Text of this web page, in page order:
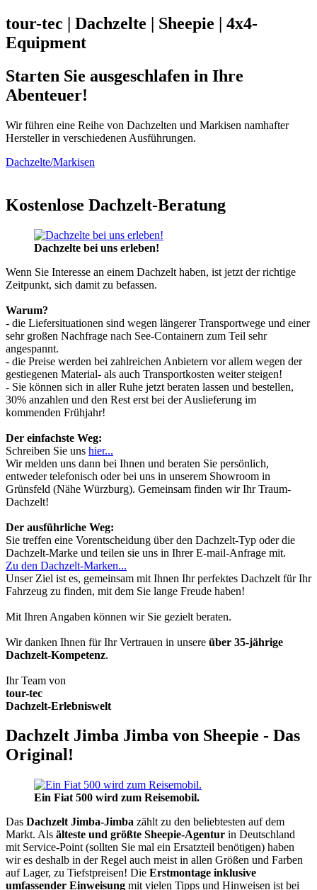
tour-tec | Dachzelte | Sheepie | 4x4-
Equipment
Starten Sie ausgeschlafen in Ihre
Abenteuer!
Wir führen eine Reihe von Dachzelten und Markisen namhafter
Hersteller in verschiedenen Ausführungen.
Dachzelte/Markisen
Kostenlose Dachzelt-Beratung
Dachzelte bei uns erleben!
Wenn Sie Interesse an einem Dachzelt haben, ist jetzt der richtige
Zeitpunkt, sich damit zu befassen.
Warum?
- die Liefersituationen sind wegen längerer Transportwege und einer
sehr großen Nachfrage nach See-Containern zum Teil sehr
angespannt.
- die Preise werden bei zahlreichen Anbietern vor allem wegen der
gestiegenen Material- als auch Transportkosten weiter steigen!
- Sie können sich in aller Ruhe jetzt beraten lassen und bestellen,
30% anzahlen und den Rest erst bei der Auslieferung im
kommenden Frühjahr!
Der einfachste Weg:
Schreiben Sie uns hier...
Wir melden uns dann bei Ihnen und beraten Sie persönlich,
entweder telefonisch oder bei uns in unserem Showroom in
Grünsfeld (Nähe Würzburg). Gemeinsam finden wir Ihr Traum-
Dachzelt!
Der ausführliche Weg:
Sie treffen eine Vorentscheidung über den Dachzelt-Typ oder die
Dachzelt-Marke und teilen sie uns in Ihrer E-mail-Anfrage mit.
Zu den Dachzelt-Marken...
Unser Ziel ist es, gemeinsam mit Ihnen Ihr perfektes Dachzelt für Ihr
Fahrzeug zu finden, mit dem Sie lange Freude haben!
Mit Ihren Angaben können wir Sie gezielt beraten.
Wir danken Ihnen für Ihr Vertrauen in unsere über 35-jährige
Dachzelt-Kompetenz.
Ihr Team von
tour-tec
Dachzelt-Erlebniswelt
Dachzelt Jimba Jimba von Sheepie - Das
Original!
Ein Fiat 500 wird zum Reisemobil.
Das Dachzelt Jimba-Jimba zählt zu den beliebtesten auf dem
Markt. Als älteste und größte Sheepie-Agentur in Deutschland
mit Service-Point (sollten Sie mal ein Ersatzteil benötigen) haben
wir es deshalb in der Regel auch meist in allen Größen und Farben
auf Lager, zu Tiefstpreisen! Die Erstmontage inklusive
umfassender Einweisung mit vielen Tipps und Hinweisen ist bei